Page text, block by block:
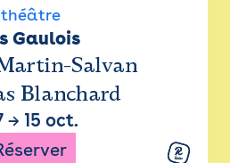
théâtre
Gaulois
Salvan
Blanchard
→ 15 oct.